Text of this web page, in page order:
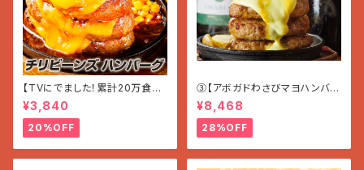
【TVにでました！累計20万食突
破!!】チリビーンズ＆チーズ ハン
バーグ 3個（600 g）
¥3,840
20%OFF
③【アボガドわさびマヨハンバー
グ】〜ほんのりWASABI〜 (200
g×7個入り 1.4g)
¥8,468
28%OFF